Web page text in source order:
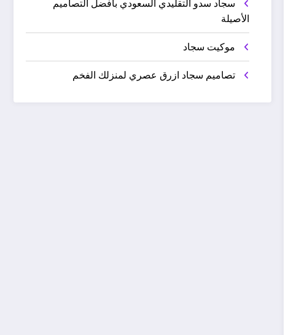
سجاد سدو التقليدي السعودي بأفضل التصاميم
الأصيلة
موكيت سجاد
تصاميم سجاد ازرق عصري لمنزلك الفخم